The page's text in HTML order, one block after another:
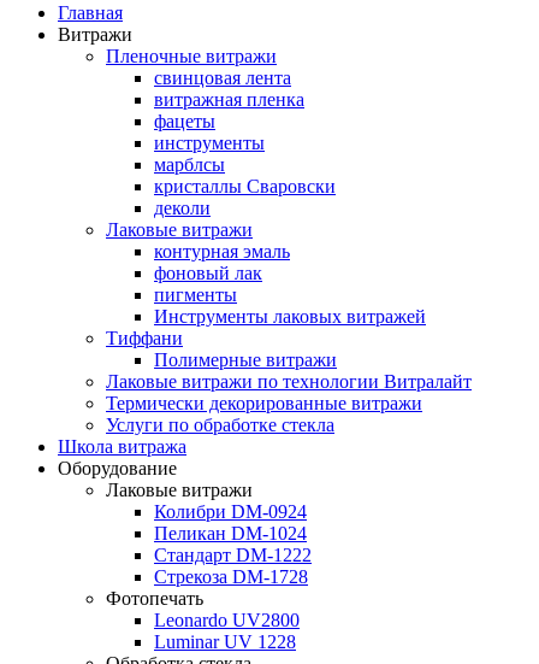
Главная
Витражи
Пленочные витражи
свинцовая лента
витражная пленка
фацеты
инструменты
марблсы
кристаллы Сваровски
деколи
Лаковые витражи
контурная эмаль
фоновый лак
пигменты
Инструменты лаковых витражей
Тиффани
Полимерные витражи
Лаковые витражи по технологии Витралайт
Термически декорированные витражи
Услуги по обработке стекла
Школа витража
Оборудование
Лаковые витражи
Колибри DM-0924
Пеликан DM-1024
Стандарт DM-1222
Стрекоза DM-1728
Фотопечать
Leonardo UV2800
Luminar UV 1228